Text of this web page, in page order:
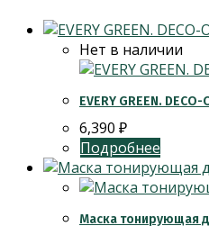
Нет в наличии
EVERY GREEN.
6,390 ₽
Подробнее
Маска тонирующая